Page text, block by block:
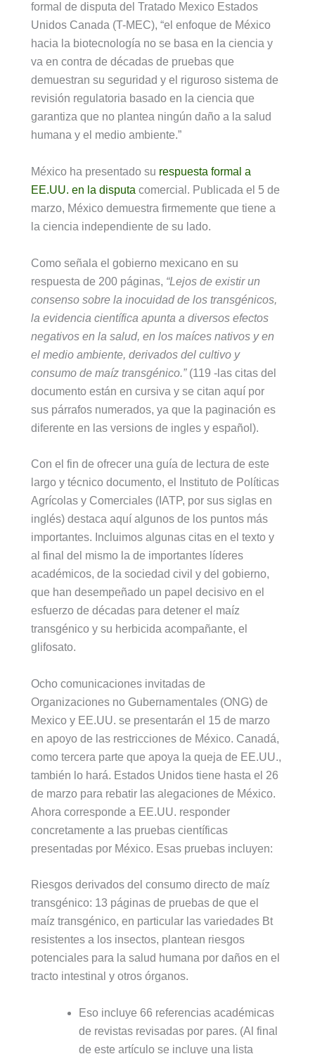
formal de disputa del Tratado Mexico Estados
Unidos Canada (T-MEC), “el enfoque de México
hacia la biotecnología no se basa en la ciencia y
va en contra de décadas de pruebas que
demuestran su seguridad y el riguroso sistema de
revisión regulatoria basado en la ciencia que
garantiza que no plantea ningún daño a la salud
humana y el medio ambiente.”
México ha presentado su respuesta formal a
EE.UU. en la disputa comercial. Publicada el 5 de
marzo, México demuestra firmemente que tiene a
la ciencia independiente de su lado.
Como señala el gobierno mexicano en su
respuesta de 200 páginas, “Lejos de existir un
consenso sobre la inocuidad de los transgénicos,
la evidencia científica apunta a diversos efectos
negativos en la salud, en los maíces nativos y en
el medio ambiente, derivados del cultivo y
consumo de maíz transgénico.” (119 -las citas del
documento están en cursiva y se citan aquí por
sus párrafos numerados, ya que la paginación es
diferente en las versions de ingles y español).
Con el fin de ofrecer una guía de lectura de este
largo y técnico documento, el Instituto de Políticas
Agrícolas y Comerciales (IATP, por sus siglas en
inglés) destaca aquí algunos de los puntos más
importantes. Incluimos algunas citas en el texto y
al final del mismo la de importantes líderes
académicos, de la sociedad civil y del gobierno,
que han desempeñado un papel decisivo en el
esfuerzo de décadas para detener el maíz
transgénico y su herbicida acompañante, el
glifosato.
Ocho comunicaciones invitadas de
Organizaciones no Gubernamentales (ONG) de
Mexico y EE.UU. se presentarán el 15 de marzo
en apoyo de las restricciones de México. Canadá,
como tercera parte que apoya la queja de EE.UU.,
también lo hará. Estados Unidos tiene hasta el 26
de marzo para rebatir las alegaciones de México.
Ahora corresponde a EE.UU. responder
concretamente a las pruebas científicas
presentadas por México. Esas pruebas incluyen:
Riesgos derivados del consumo directo de maíz
transgénico: 13 páginas de pruebas de que el
maíz transgénico, en particular las variedades Bt
resistentes a los insectos, plantean riesgos
potenciales para la salud humana por daños en el
tracto intestinal y otros órganos.
Eso incluye 66 referencias académicas
de revistas revisadas por pares. (Al final
de este artículo se incluye una lista